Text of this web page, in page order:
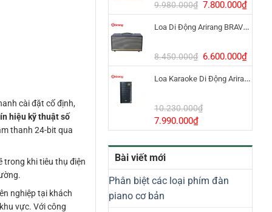
8.800.000₫.
9.980.000₫ Giá
gốc
là:
7.800.000₫Giá
hiện
tại
Loa Di Động Arirang BRAVO 8 800W Có Micro
8.450.000₫ Giá
gốc
là:
6.600.000₫Giá
hiện
tại
Loa Karaoke Di Động Arirang EDGE-X Model I
10.230.000₫
Giá
gốc
là:
10.230.000₫.
7.990.000₫Giá
hiện
tại
7.990.000₫.
Bài viết mới
Phân biệt các loại phím đàn
piano cơ bản
cài đặt cố định,
hiệu kỹ thuật số
thanh 24-bit qua
trong khi tiêu thụ điện
nghiệp tại khách
vực. Với công